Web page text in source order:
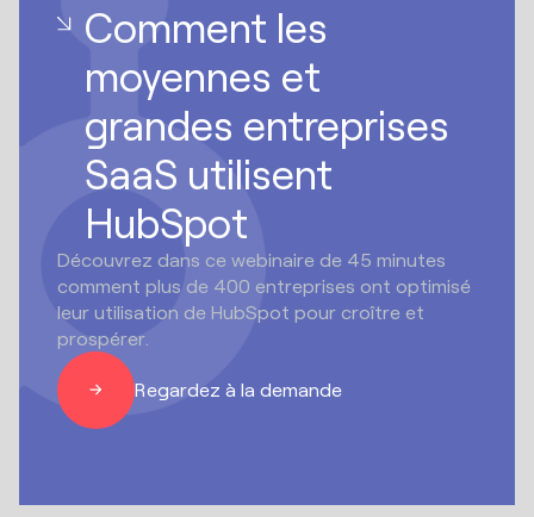
Comment les
moyennes et
grandes entreprises
SaaS utilisent
HubSpot
Découvrez dans ce webinaire de 45 minutes
comment plus de 400 entreprises ont optimisé
leur utilisation de HubSpot pour croître et
prospérer.
Regardez à la demande